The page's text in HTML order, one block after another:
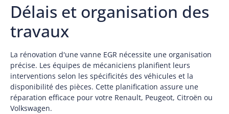
Délais et organisation des
travaux
La rénovation d'une vanne EGR nécessite une organisation
précise. Les équipes de mécaniciens planifient leurs
interventions selon les spécificités des véhicules et la
disponibilité des pièces. Cette planification assure une
réparation efficace pour votre Renault, Peugeot, Citroën ou
Volkswagen.